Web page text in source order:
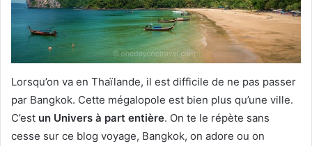
Lorsqu’on va en Thaïlande, il est difficile de ne pas passer
par Bangkok. Cette mégalopole est bien plus qu’une ville.
C’est un Univers à part entière. On te le répète sans
cesse sur ce blog voyage, Bangkok, on adore ou on